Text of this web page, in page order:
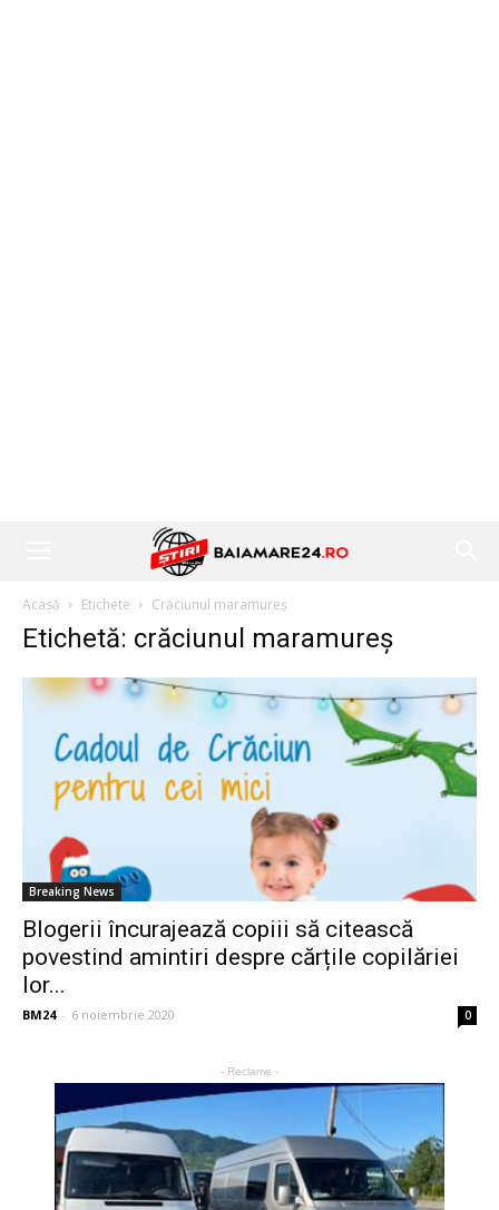
Acasă Etichete Crăciunul maramureș
Etichetă: crăciunul maramureș
Breaking News
Blogerii încurajează copiii să citească
povestind amintiri despre cărțile copilăriei
lor...
BM24 - 6 noiembrie 2020 0
- Reclame -